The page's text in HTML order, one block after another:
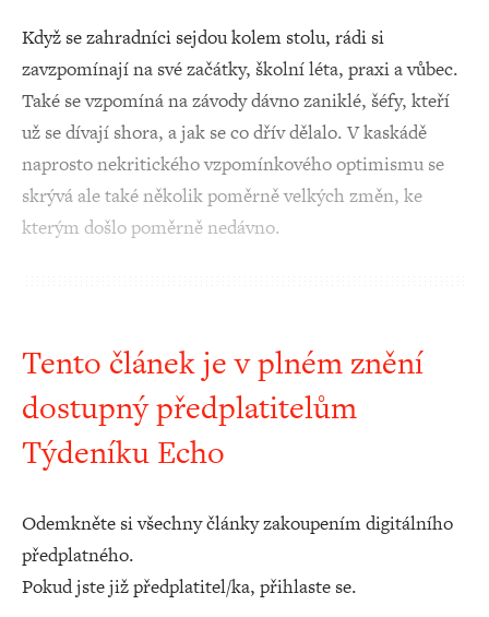
Když se zahradníci sejdou kolem stolu, rádi si
zavzpomínají na své začátky, školní léta, praxi a vůbec.
Také se vzpomíná na závody dávno zaniklé, šéfy, kteří
už se dívají shora, a jak se co dřív dělalo. V kaskádě
naprosto nekritického vzpomínkového optimismu se
skrývá ale také několik poměrně velkých změn, ke
kterým došlo poměrně nedávno.
Tento článek je v plném znění
dostupný předplatitelům
Týdeníku Echo
Odemkněte si všechny články zakoupením digitálního
předplatného.
Pokud jste již předplatitel/ka, přihlaste se.